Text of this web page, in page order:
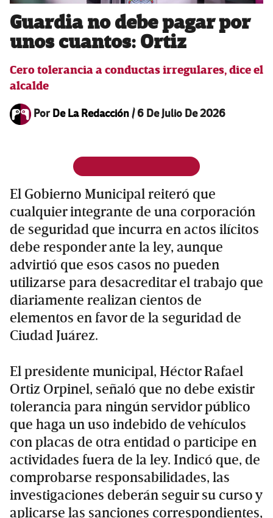
Guardia no debe pagar por
unos cuantos: Ortiz
Cero tolerancia a conductas irregulares, dice el
alcalde
PorDe La Redacción/6 De Julio De 2026
El Gobierno Municipal reiteró que
cualquier integrante de una corporación
de seguridad que incurra en actos ilícitos
debe responder ante la ley, aunque
advirtió que esos casos no pueden
utilizarse para desacreditar el trabajo que
diariamente realizan cientos de
elementos en favor de la seguridad de
Ciudad Juárez.
El presidente municipal, Héctor Rafael
Ortiz Orpinel, señaló que no debe existir
tolerancia para ningún servidor público
que haga un uso indebido de vehículos
con placas de otra entidad o participe en
actividades fuera de la ley. Indicó que, de
comprobarse responsabilidades, las
investigaciones deberán seguir su curso y
aplicarse las sanciones correspondientes,